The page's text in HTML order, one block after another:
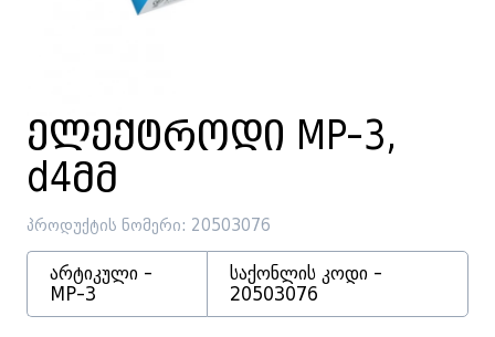
ელექტროდი MP-3,
d4მმ
პროდუქტის ნომერი: 20503076
არტიკული -
MP-3
საქონლის კოდი -
20503076